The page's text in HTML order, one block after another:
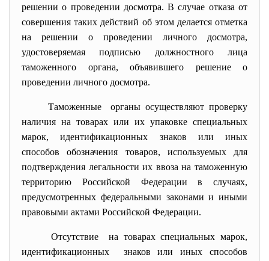
решении о проведении досмотра. В случае отказа от
совершения таких действий об этом делается отметка
на решении о проведении личного досмотра,
удостоверяемая подписью должностного лица
таможенного органа, объявившего решение о
проведении личного досмотра.
Таможенные органы осуществляют проверку
наличия на товарах или их упаковке специальных
марок, идентификационных знаков или иных
способов обозначения товаров, используемых для
подтверждения легальности их ввоза на таможенную
территорию Российской Федерации в случаях,
предусмотренных федеральными законами и иными
правовыми актами Российской Федерации.
Отсутствие на товарах специальных марок,
идентификационных знаков или иных способов